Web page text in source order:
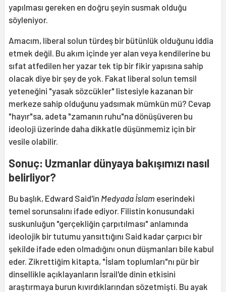
yapılması gereken en doğru şeyin susmak olduğu
söyleniyor.
Amacım, liberal solun türdeş bir bütünlük olduğunu iddia
etmek değil. Bu akım içinde yer alan veya kendilerine bu
sıfat atfedilen her yazar tek tip bir fikir yapısına sahip
olacak diye bir şey de yok. Fakat liberal solun temsil
yeteneğini "yasak sözcükler" listesiyle kazanan bir
merkeze sahip olduğunu yadsımak mümkün mü? Cevap
"hayır"sa, adeta "zamanın ruhu"na dönüşüveren bu
ideoloji üzerinde daha dikkatle düşünmemiz için bir
vesile olabilir.
Sonuç: Uzmanlar dünyaya bakışımızı nasıl
belirliyor?
Bu başlık, Edward Said'in Medyada İslam eserindeki
temel sorunsalını ifade ediyor. Filistin konusundaki
suskunluğun "gerçekliğin çarpıtılması" anlamında
ideolojik bir tutumu yansıttığını Said kadar çarpıcı bir
şekilde ifade eden olmadığını onun düşmanları bile kabul
eder. Zikrettiğim kitapta, "İslam toplumları"nı pür bir
dinsellikle açıklayanların İsrail'de dinin etkisini
araştırmaya burun kıvırdıklarından sözetmişti. Bu ayak